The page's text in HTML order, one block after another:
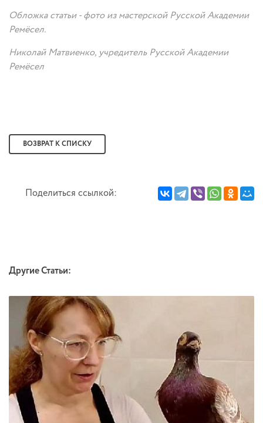
Обложка статьи - фото из мастерской Русской Академии
Ремёсел.
Николай Матвиенко, учредитель Русской Академии
Ремёсел
ВОЗВРАТ К СПИСКУ
Поделиться ссылкой:
Другие Статьи: